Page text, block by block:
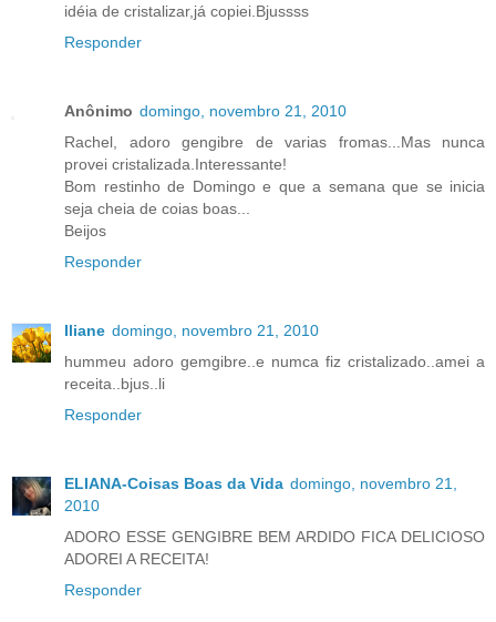
idéia de cristalizar,já copiei.Bjussss
Responder
Anônimo domingo, novembro 21, 2010
Rachel, adoro gengibre de varias fromas...Mas nunca
provei cristalizada.Interessante!
Bom restinho de Domingo e que a semana que se inicia
seja cheia de coias boas...
Beijos
Responder
Iliane domingo, novembro 21, 2010
hummeu adoro gemgibre..e numca fiz cristalizado..amei a
receita..bjus..li
Responder
ELIANA-Coisas Boas da Vida domingo, novembro 21,
2010
ADORO ESSE GENGIBRE BEM ARDIDO FICA DELICIOSO
ADOREI A RECEITA!
Responder